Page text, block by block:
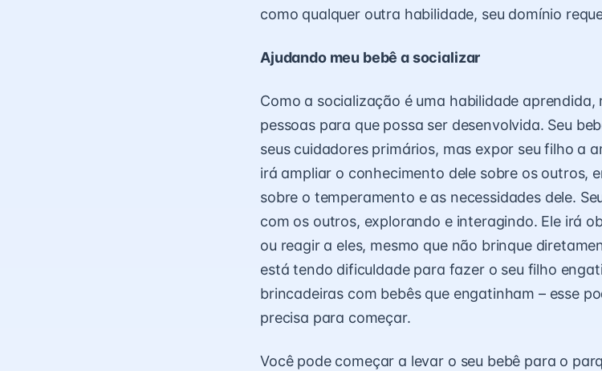
como qualquer outra habilidade, seu domínio
Ajudando meu bebê a socializar
Como a socialização é uma habilidade
pessoas para que possa ser desenvolvida. Seu
seus cuidadores primários, mas expor seu filho a
irá ampliar o conhecimento dele sobre os outros,
sobre o temperamento e as necessidades dele.
com os outros, explorando e interagindo. Ele irá
ou reagir a eles, mesmo que não brinque
está tendo dificuldade para fazer o seu filho
brincadeiras com bebês que engatinham – esse
precisa para começar.
Você pode começar a levar o seu bebê para o